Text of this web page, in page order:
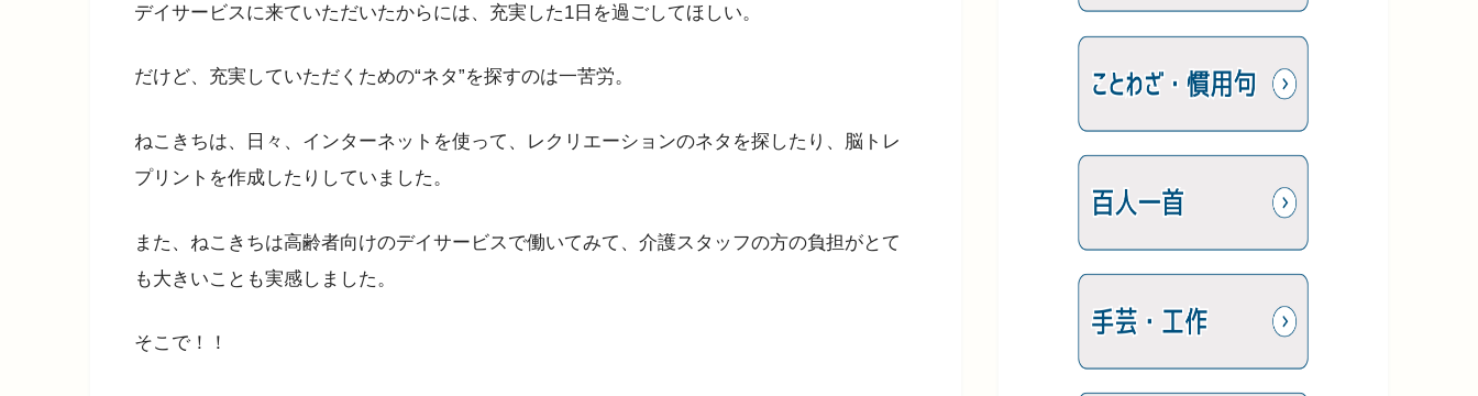
デイサービスに来ていただいたからには、充実した1日を過ごしてほしい。
だけど、充実していただくための“ネタ”を探すのは一苦労。
ねこきちは、日々、インターネットを使って、レクリエーションのネタを探したり、脳トレ
プリントを作成したりしていました。
また、ねこきちは高齢者向けのデイサービスで働いてみて、介護スタッフの方の負担がとて
も大きいことも実感しました。
そこで！！